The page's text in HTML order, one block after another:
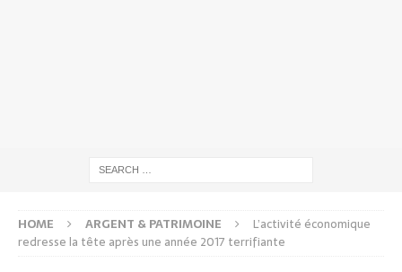
HOME ARGENT & PATRIMOINE
L’activité économique
redresse la tête après une année 2017 terrifiante